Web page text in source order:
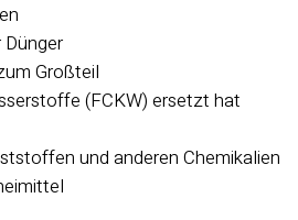
Großteil
(FCKW) ersetzt hat
und anderen Chemikalien